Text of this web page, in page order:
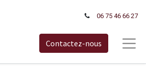
06 75 46 66​ 27
Contactez-nous